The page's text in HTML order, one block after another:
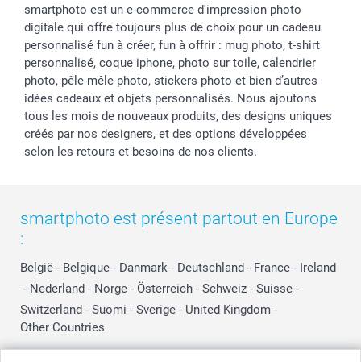
smartphoto est un e-commerce d'impression photo
digitale qui offre toujours plus de choix pour un cadeau
personnalisé fun à créer, fun à offrir : mug photo, t-shirt
personnalisé, coque iphone, photo sur toile, calendrier
photo, pêle-mêle photo, stickers photo et bien d’autres
idées cadeaux et objets personnalisés. Nous ajoutons
tous les mois de nouveaux produits, des designs uniques
créés par nos designers, et des options développées
selon les retours et besoins de nos clients.
smartphoto est présent partout en Europe
:
België - Belgique - Danmark - Deutschland - France - Ireland
- Nederland - Norge - Österreich - Schweiz - Suisse -
Switzerland - Suomi - Sverige - United Kingdom -
Other Countries